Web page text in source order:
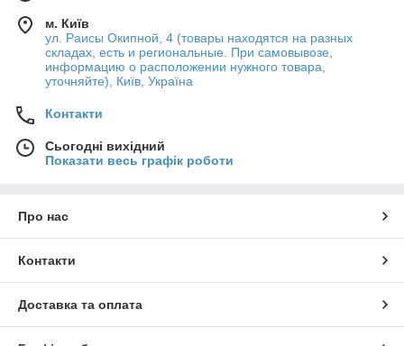
м. Київ
ул. Раисы Окипной, 4 (товары находятся на разных
складах, есть и региональные. При самовывозе,
информацию о расположении нужного товара,
уточняйте), Київ, Україна
Контакти
Сьогодні вихідний
Показати весь графік роботи
Про нас
Контакти
Доставка та оплата